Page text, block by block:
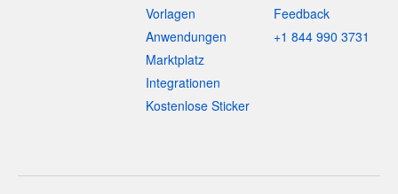
Vorlagen
Anwendungen
Marktplatz
Integrationen
Kostenlose Sticker
Feedback
+1 844 990 3731